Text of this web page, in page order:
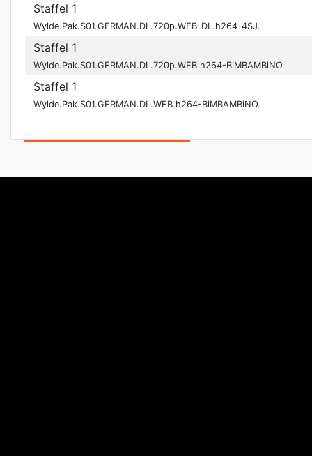
Staffel 1
Wylde.Pak.S01.GERMAN.DL.720p.WEB-DL.h264-4SJ.
Staffel 1
Wylde.Pak.S01.GERMAN.DL.720p.WEB.h264-BiMBAMBiNO.
Staffel 1
Wylde.Pak.S01.GERMAN.DL.WEB.h264-BiMBAMBiNO.